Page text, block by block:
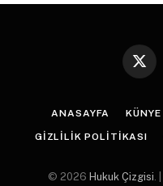
X
ANASAYFA KÜNYE
GIZLILIK POLITIKASI
© 2026 Hukuk Çizgisi. |